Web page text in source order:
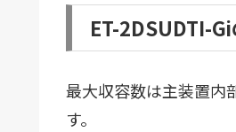
ET-2DSUDTI-
最大収容数は主装置内
す。